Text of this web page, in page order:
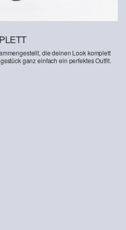
die deinen Look komplett
ganz einfach ein perfektes Outfit.